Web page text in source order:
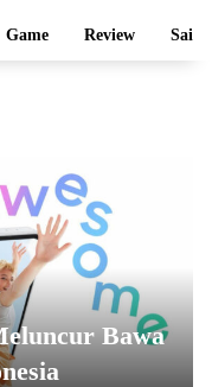
Game Review Sains
Bawa